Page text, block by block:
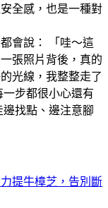
全感，也是一種對
會說： 「哇～這
張照片背後，真的
光線，我整整走了
步都很小心還有
找點、邊注意腳
提牛樟芝，告別斷